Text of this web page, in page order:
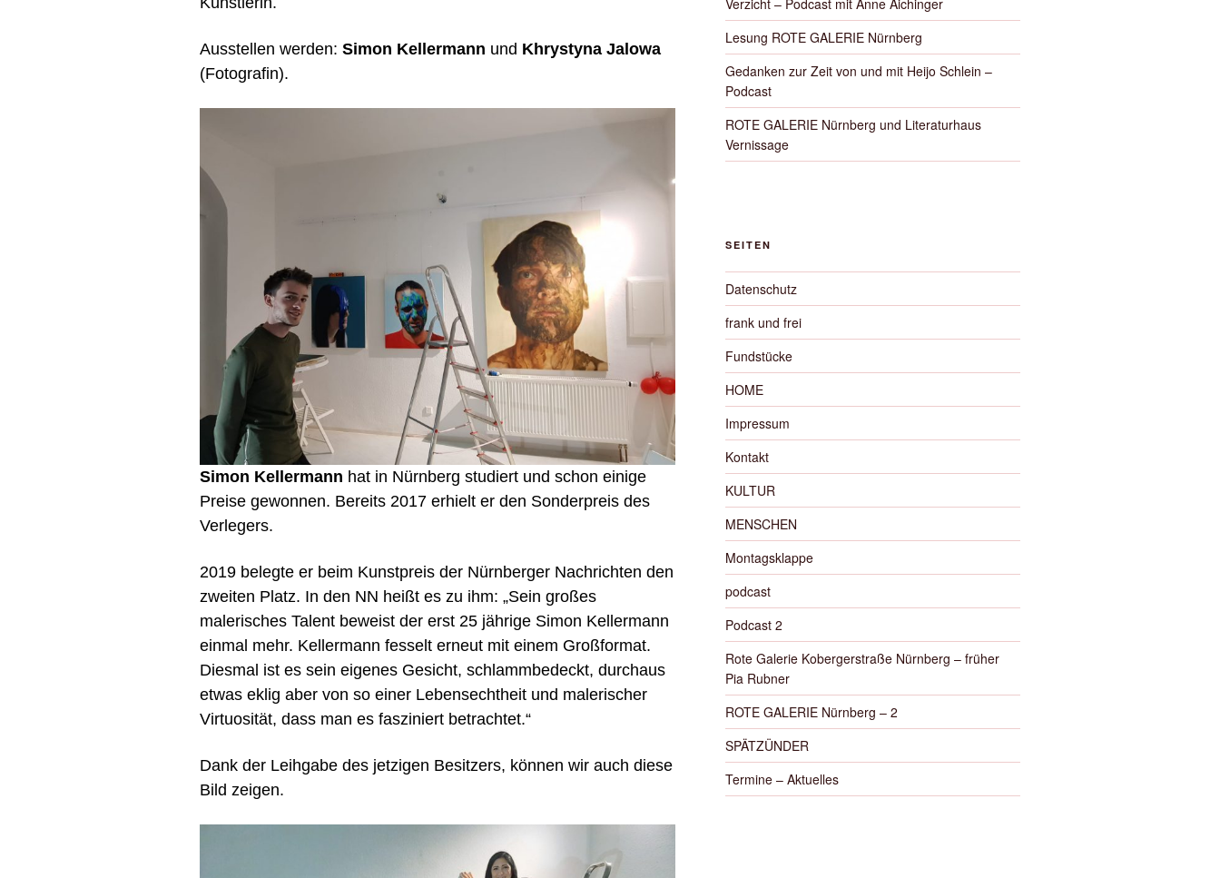
Ausstellen werden: Simon Kellermann und Khrystyna Jalowa
(Fotografin).
Simon Kellermann hat in Nürnberg studiert und schon einige
Preise gewonnen. Bereits 2017 erhielt er den Sonderpreis des
Verlegers.
2019 belegte er beim Kunstpreis der Nürnberger Nachrichten den
zweiten Platz. In den NN heißt es zu ihm: „Sein großes
malerisches Talent beweist der erst 25 jährige Simon Kellermann
einmal mehr. Kellermann fesselt erneut mit einem Großformat.
Diesmal ist es sein eigenes Gesicht, schlammbedeckt, durchaus
etwas eklig aber von so einer Lebensechtheit und malerischer
Virtuosität, dass man es fasziniert betrachtet.“
Dank der Leihgabe des jetzigen Besitzers, können wir auch diese
Bild zeigen.
Verzicht – Podcast mit Anne Aichinger
Lesung ROTE GALERIE Nürnberg
Gedanken zur Zeit von und mit Heijo Schlein –
Podcast
ROTE GALERIE Nürnberg und Literaturhaus
Vernissage
SEITEN
Datenschutz
frank und frei
Fundstücke
HOME
Impressum
Kontakt
KULTUR
MENSCHEN
Montagsklappe
podcast
Podcast 2
Rote Galerie Kobergerstraße Nürnberg – früher
Pia Rubner
ROTE GALERIE Nürnberg – 2
SPÄTZÜNDER
Termine – Aktuelles